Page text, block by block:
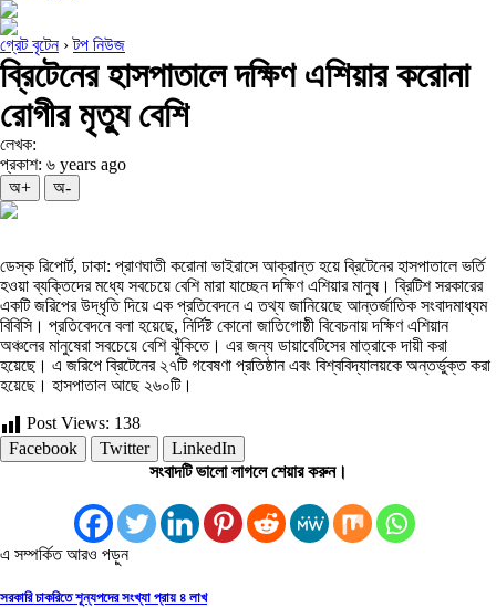
গ্রেট বৃটেন›টপ নিউজ
ব্রিটেনের হাসপাতালে দক্ষিণ এশিয়ার করোনা
রোগীর মৃত্যু বেশি
লেখক:
প্রকাশ: ৬ years ago
অ+
অ-
ডেস্ক রিপোর্ট, ঢাকা: প্রাণঘাতী করোনা ভাইরাসে আক্রান্ত হয়ে ব্রিটেনের হাসপাতালে ভর্তি
হওয়া ব্যক্তিদের মধ্যে সবচেয়ে বেশি মারা যাচ্ছেন দক্ষিণ এশিয়ার মানুষ। ব্রিটিশ সরকারের
একটি জরিপের উদ্ধৃতি দিয়ে এক প্রতিবেদনে এ তথ্য জানিয়েছে আন্তর্জাতিক সংবাদমাধ্যম
বিবিসি। প্রতিবেদনে বলা হয়েছে, নির্দিষ্ট কোনো জাতিগোষ্ঠী বিবেচনায় দক্ষিণ এশিয়ান
অঞ্চলের মানুষেরা সবচেয়ে বেশি ঝুঁকিতে। এর জন্য ডায়াবেটিসের মাত্রাকে দায়ী করা
হয়েছে। এ জরিপে ব্রিটেনের ২৭টি গবেষণা প্রতিষ্ঠান এবং বিশ্ববিদ্যালয়কে অন্তর্ভুক্ত করা
হয়েছে। হাসপাতাল আছে ২৬০টি।
Post Views: 138
Facebook
Twitter
LinkedIn
সংবাদটি ভালো লাগলে শেয়ার করুন।
এ সম্পর্কিত আরও পড়ুন
সরকারি চাকরিতে শূন্যপদের সংখ্যা প্রায় ৪ লাখ